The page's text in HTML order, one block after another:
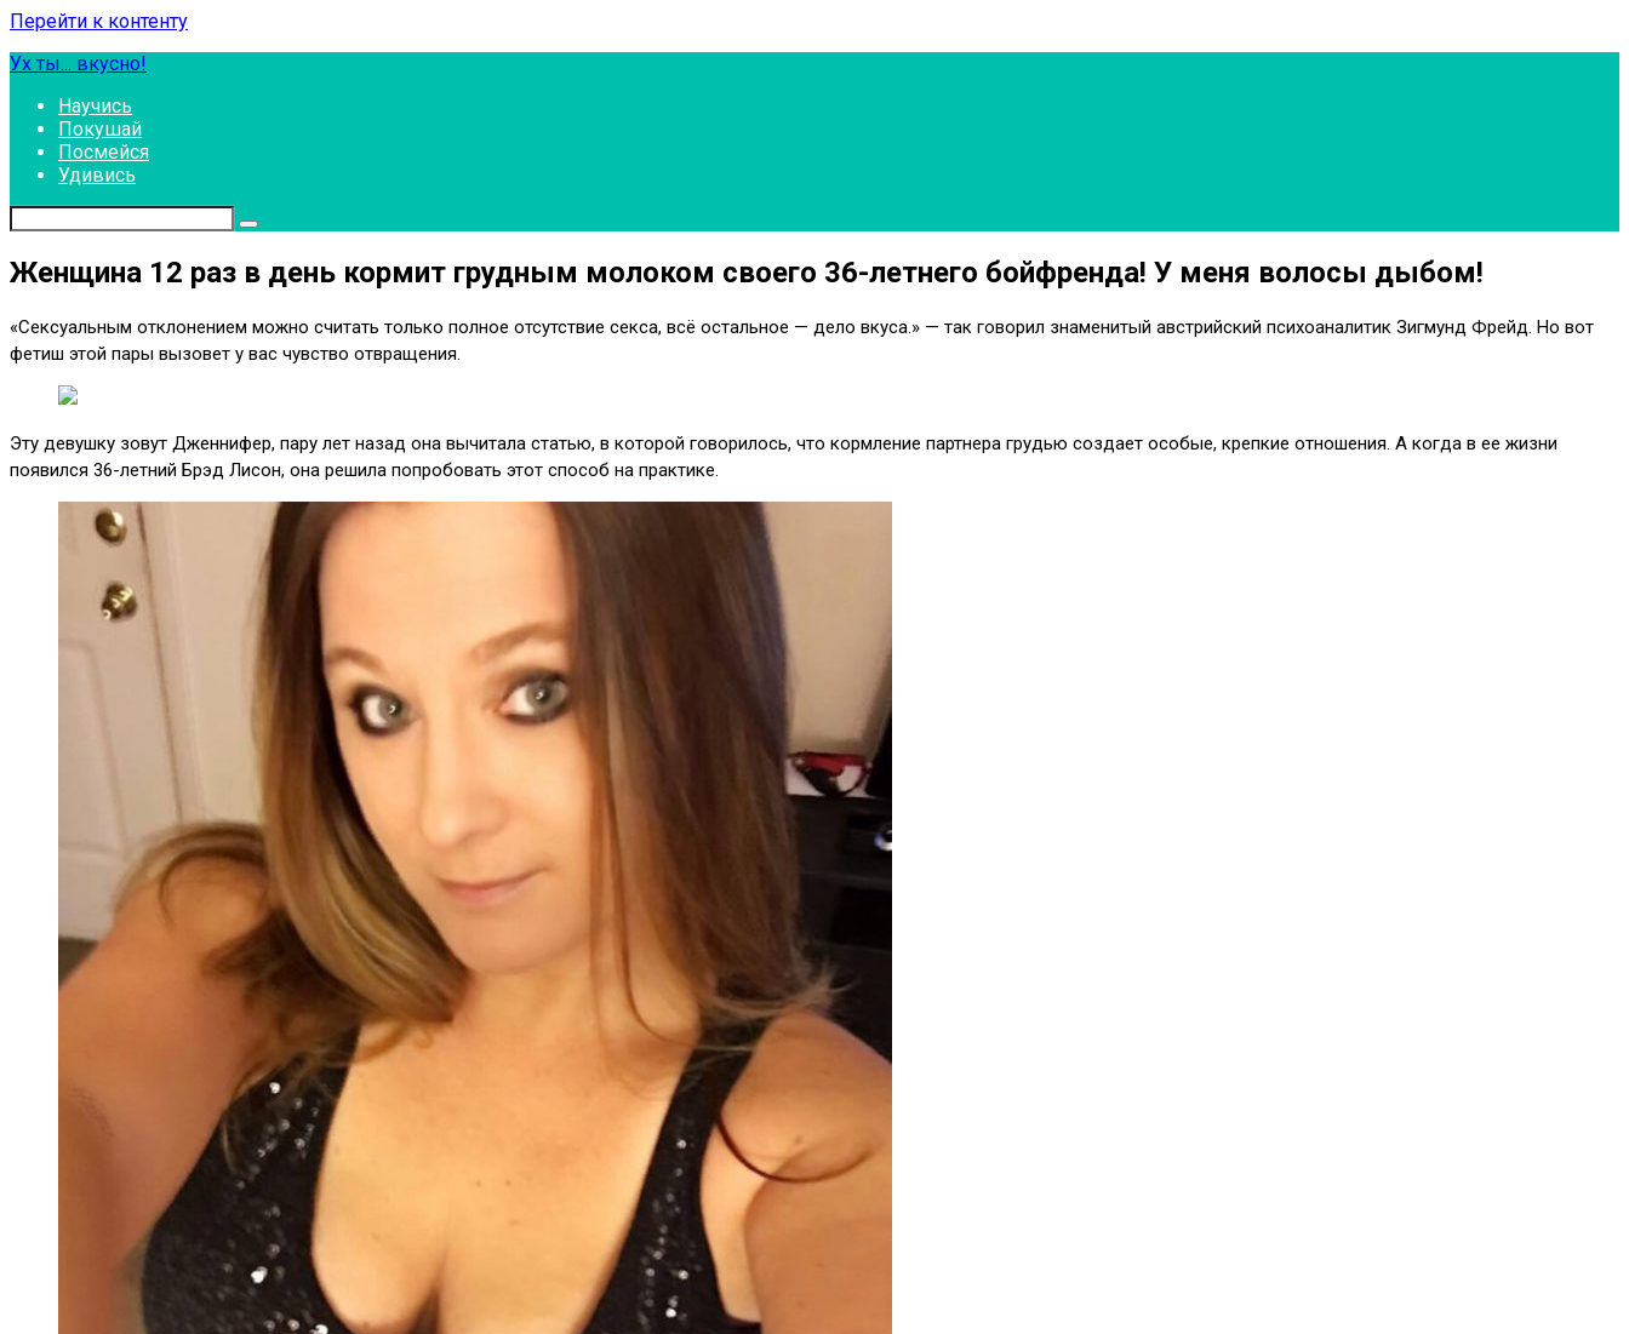
Перейти к контенту
Ух ты... вкусно!
Научись
Покушай
Посмейся
Удивись
Женщина 12 раз в день кормит грудным молоком своего 36-летнего бойфренда! У меня волосы дыбом!
«Сексуальным отклонением можно считать только полное отсутствие секса, всё остальное — дело вкуса.» — так говорил знаменитый австрийский психоаналитик Зигмунд Фрейд. Но вот
фетиш этой пары вызовет у вас чувство отвращения.
Эту девушку зовут Дженнифер, пару лет назад она вычитала статью, в которой говорилось, что кормление партнера грудью создает особые, крепкие отношения. А когда в ее жизни
появился 36-летний Брэд Лисон, она решила попробовать этот способ на практике.